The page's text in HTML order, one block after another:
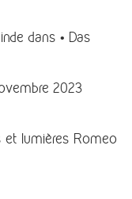
dans • Das
2023
lumières Romeo